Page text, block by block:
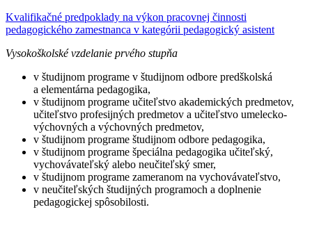
Kvalifikačné predpoklady na výkon pracovnej činnosti
pedagogického zamestnanca v kategórii pedagogický asistent
Vysokoškolské vzdelanie prvého stupňa
v študijnom programe v študijnom odbore predškolská
a elementárna pedagogika,
v študijnom programe učiteľstvo akademických predmetov,
učiteľstvo profesijných predmetov a učiteľstvo umelecko-
výchovných a výchovných predmetov,
v študijnom programe študijnom odbore pedagogika,
v študijnom programe špeciálna pedagogika učiteľský,
vychovávateľský alebo neučiteľský smer,
v študijnom programe zameranom na vychovávateľstvo,
v neučiteľských študijných programoch a doplnenie
pedagogickej spôsobilosti.